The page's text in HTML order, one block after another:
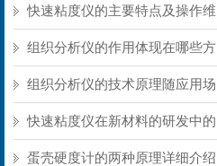
快速粘度仪的主要特点及操作维
护方式
组织分析仪的作用体现在哪些方
面？
组织分析仪的技术原理随应用场
景不同存在明显差异
快速粘度仪在新材料的研发中的
应用
蛋壳硬度计的两种原理详细介绍